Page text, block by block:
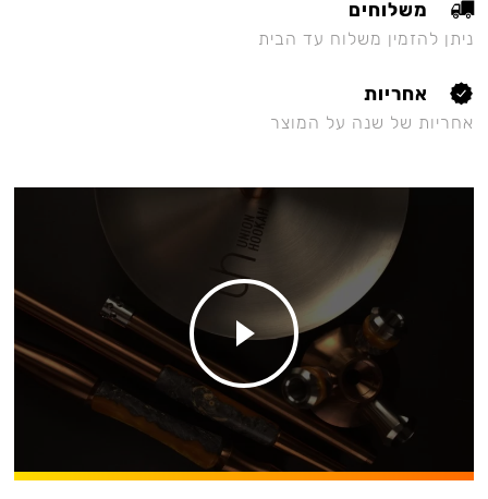
משלוחים
ניתן להזמין משלוח עד הבית
אחריות
אחריות של שנה על המוצר